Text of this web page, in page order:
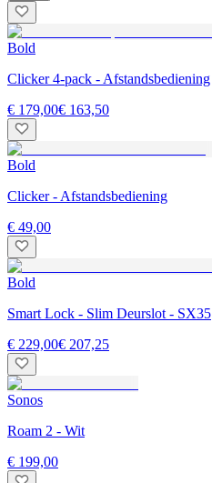
Bold
Clicker 4-pack - Afstandsbediening
€ 179,00€ 163,50
Bold
Clicker - Afstandsbediening
€ 49,00
Bold
Smart Lock - Slim Deurslot - SX35
€ 229,00€ 207,25
Sonos
Roam 2 - Wit
€ 199,00